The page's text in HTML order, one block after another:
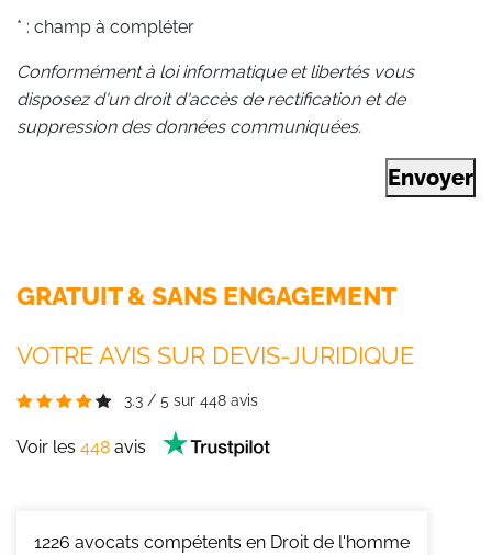
* : champ à compléter
Conformément à loi informatique et libertés vous
disposez d'un droit d'accès de rectification et de
suppression des données communiquées.
Envoyer
GRATUIT & SANS ENGAGEMENT
VOTRE AVIS SUR DEVIS-JURIDIQUE
3.3 / 5 sur 448 avis
Voir les 448 avis
1226 avocats compétents en Droit de l'homme